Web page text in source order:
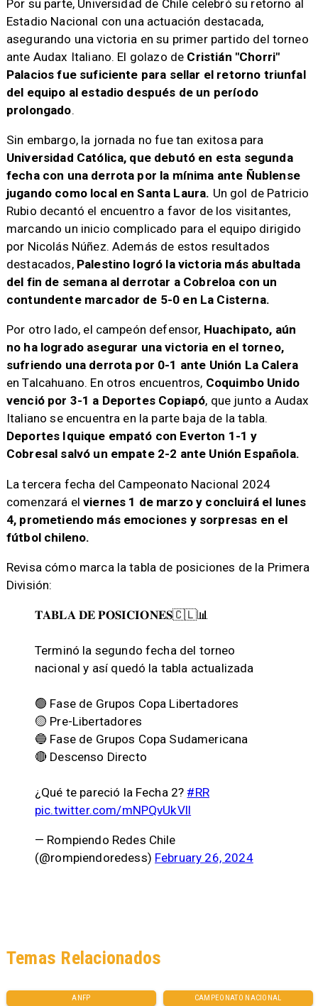
Por su parte, Universidad de Chile celebró su retorno al
Estadio Nacional con una actuación destacada,
asegurando una victoria en su primer partido del torneo
ante Audax Italiano. El golazo de Cristián "Chorri"
Palacios fue suficiente para sellar el retorno triunfal
del equipo al estadio después de un período
prolongado.
Sin embargo, la jornada no fue tan exitosa para
Universidad Católica, que debutó en esta segunda
fecha con una derrota por la mínima ante Ñublense
jugando como local en Santa Laura. Un gol de Patricio
Rubio decantó el encuentro a favor de los visitantes,
marcando un inicio complicado para el equipo dirigido
por Nicolás Núñez. Además de estos resultados
destacados,Palestino logró la victoria más abultada
del fin de semana al derrotar a Cobreloa con un
contundente marcador de 5-0 en La Cisterna.
Por otro lado, el campeón defensor, Huachipato, aún
no ha logrado asegurar una victoria en el torneo,
sufriendo una derrota por 0-1 ante Unión La Calera
en Talcahuano. En otros encuentros, Coquimbo Unido
venció por 3-1 a Deportes Copiapó, que junto a Audax
Italiano se encuentra en la parte baja de la tabla.
Deportes Iquique empató con Everton 1-1 y
Cobresal salvó un empate 2-2 ante Unión Española.
La tercera fecha del Campeonato Nacional 2024
comenzará elviernes 1 de marzo y concluirá el lunes
4, prometiendo más emociones y sorpresas en el
fútbol chileno.
Revisa cómo marca la tabla de posiciones de la Primera
División:
𝐓𝐀𝐁𝐋𝐀 𝐃𝐄 𝐏𝐎𝐒𝐈𝐂𝐈𝐎𝐍𝐄𝐒🇨🇱📊
Terminó la segundo fecha del torneo
nacional y así quedó la tabla actualizada
🟢 Fase de Grupos Copa Libertadores⁣
🟡 Pre-Libertadores⁣
🔵 Fase de Grupos Copa Sudamericana⁣
🔴 Descenso Directo
¿Qué te pareció la Fecha 2? #RR
pic.twitter.com/mNPQvUkVll
— Rompiendo Redes Chile
(@rompiendoredess) February 26, 2024
ANFP CAMPEONATO NACIONAL
Temas Relacionados